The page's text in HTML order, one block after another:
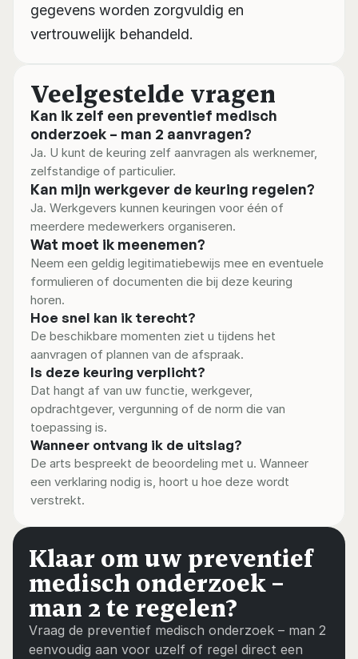
gegevens worden zorgvuldig en
vertrouwelijk behandeld.
Veelgestelde vragen
Kan ik zelf een preventief medisch
onderzoek – man 2 aanvragen?
Ja. U kunt de keuring zelf aanvragen als werknemer,
zelfstandige of particulier.
Kan mijn werkgever de keuring regelen?
Ja. Werkgevers kunnen keuringen voor één of
meerdere medewerkers organiseren.
Wat moet ik meenemen?
Neem een geldig legitimatiebewijs mee en eventuele
formulieren of documenten die bij deze keuring
horen.
Hoe snel kan ik terecht?
De beschikbare momenten ziet u tijdens het
aanvragen of plannen van de afspraak.
Is deze keuring verplicht?
Dat hangt af van uw functie, werkgever,
opdrachtgever, vergunning of de norm die van
toepassing is.
Wanneer ontvang ik de uitslag?
De arts bespreekt de beoordeling met u. Wanneer
een verklaring nodig is, hoort u hoe deze wordt
verstrekt.
Klaar om uw preventief
medisch onderzoek –
man 2 te regelen?
Vraag de preventief medisch onderzoek – man 2
eenvoudig aan voor uzelf of regel direct een